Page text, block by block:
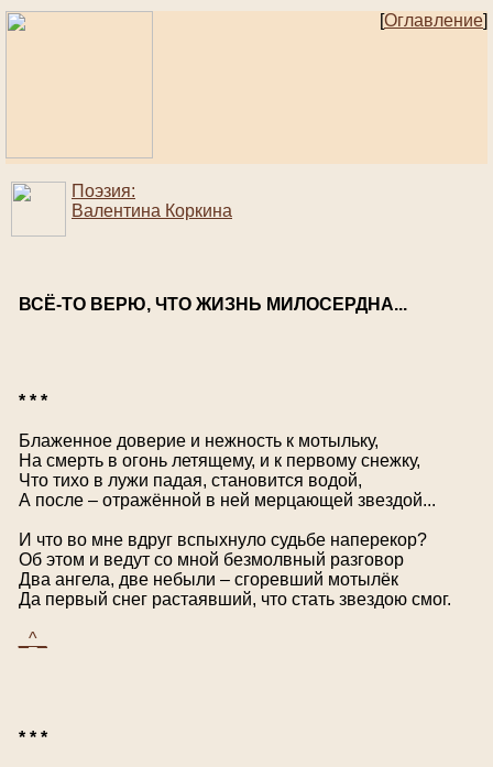
[Оглавление]
Поэзия:
Валентина Коркина
ВСЁ-ТО ВЕРЮ, ЧТО ЖИЗНЬ МИЛОСЕРДНА...
* * *
Блаженное доверие и нежность к мотыльку,
На смерть в огонь летящему, и к первому снежку,
Что тихо в лужи падая, становится водой,
А после – отражённой в ней мерцающей звездой...
И что во мне вдруг вспыхнуло судьбе наперекор?
Об этом и ведут со мной безмолвный разговор
Два ангела, две небыли – сгоревший мотылёк
Да первый снег растаявший, что стать звездою смог.
_^_
* * *